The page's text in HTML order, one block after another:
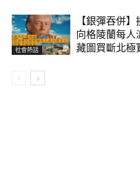
社會熱話
【銀彈吞併
向格陵蘭每人
藏圖買斷北極